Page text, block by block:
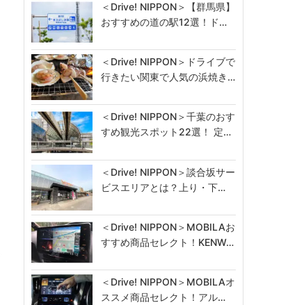
＜Drive! NIPPON＞【群馬県】
おすすめの道の駅12選！ド…
＜Drive! NIPPON＞ドライブで
行きたい関東で人気の浜焼き…
＜Drive! NIPPON＞千葉のおす
すめ観光スポット22選！ 定…
＜Drive! NIPPON＞談合坂サー
ビスエリアとは？上り・下…
＜Drive! NIPPON＞MOBILAお
すすめ商品セレクト！KENW…
＜Drive! NIPPON＞MOBILAオ
ススメ商品セレクト！アル…